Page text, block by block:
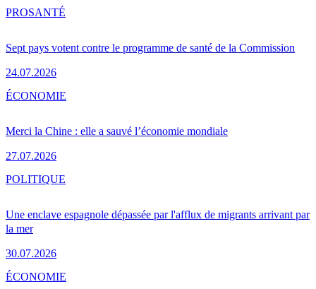
Sept pays votent contre le programme de santé de la Commission
24.07.2026
PROSANTÉ
Merci la Chine : elle a sauvé l’économie mondiale
27.07.2026
ÉCONOMIE
Une enclave espagnole dépassée par l'afflux de migrants arrivant par
la mer
30.07.2026
POLITIQUE
ÉCONOMIE